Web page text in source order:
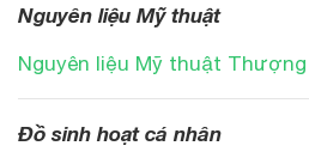
Nguyên liệu Mỹ thuật
Nguyên liệu Mỹ thuật Thượng
Đồ sinh hoạt cá nhân